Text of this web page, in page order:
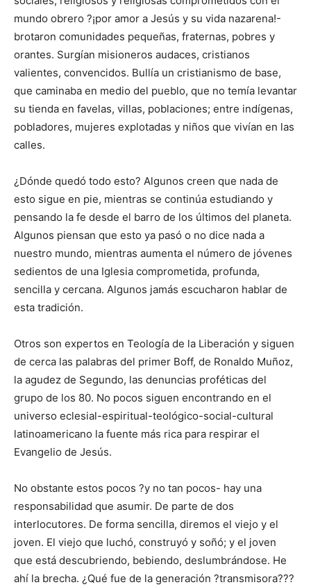
mundo obrero ?¡por amor a Jesús y su vida nazarena!-
brotaron comunidades pequeñas, fraternas, pobres y
orantes. Surgían misioneros audaces, cristianos
valientes, convencidos. Bullía un cristianismo de base,
que caminaba en medio del pueblo, que no temía levantar
su tienda en favelas, villas, poblaciones; entre indígenas,
pobladores, mujeres explotadas y niños que vivían en las
calles.
¿Dónde quedó todo esto? Algunos creen que nada de
esto sigue en pie, mientras se continúa estudiando y
pensando la fe desde el barro de los últimos del planeta.
Algunos piensan que esto ya pasó o no dice nada a
nuestro mundo, mientras aumenta el número de jóvenes
sedientos de una Iglesia comprometida, profunda,
sencilla y cercana. Algunos jamás escucharon hablar de
esta tradición.
Otros son expertos en Teología de la Liberación y siguen
de cerca las palabras del primer Boff, de Ronaldo Muñoz,
la agudez de Segundo, las denuncias proféticas del
grupo de los 80. No pocos siguen encontrando en el
universo eclesial-espiritual-teológico-social-cultural
latinoamericano la fuente más rica para respirar el
Evangelio de Jesús.
No obstante estos pocos ?y no tan pocos- hay una
responsabilidad que asumir. De parte de dos
interlocutores. De forma sencilla, diremos el viejo y el
joven. El viejo que luchó, construyó y soñó; y el joven
que está descubriendo, bebiendo, deslumbrándose. He
ahí la brecha. ¿Qué fue de la generación ?transmisora???